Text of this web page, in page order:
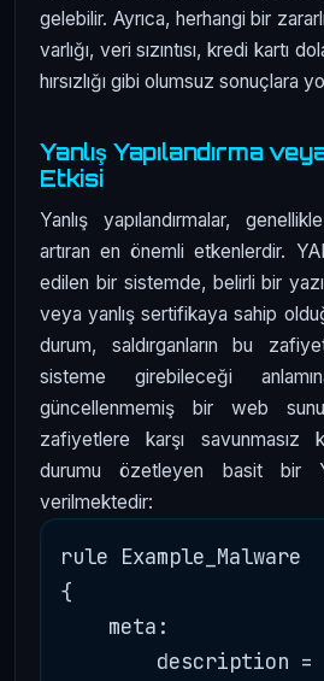
gelebilir. Ayrıca, herhangi bir
varlığı, veri sızıntısı, kredi kartı
hırsızlığı gibi olumsuz sonuçlara
Yanlış Yapılandırma
Etkisi
Yanlış yapılandırmalar,
artıran en önemli etkenlerdir.
edilen bir sistemde, belirli bir
veya yanlış sertifikaya sahip
durum, saldırganların bu
sisteme girebileceği
güncellenmemiş bir web
zafiyetlere karşı savunmasız
durumu özetleyen basit bir
verilmektedir:
rule Example_Malware
{
    meta:
description =